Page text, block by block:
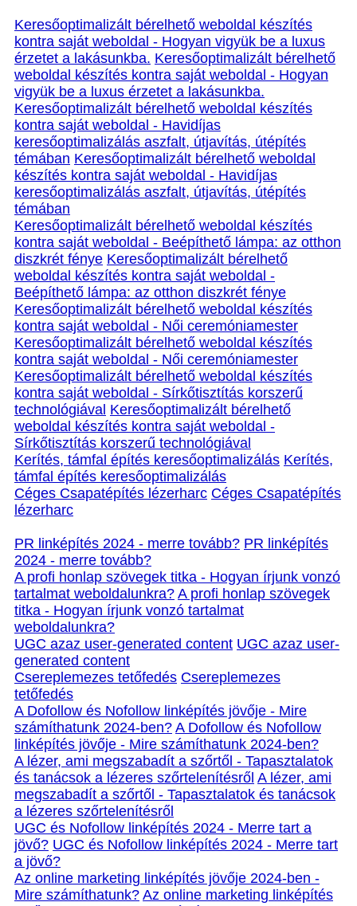
Keresőoptimalizált bérelhető weboldal készítés
kontra saját weboldal - Hogyan vigyük be a luxus
érzetet a lakásunkba. Keresőoptimalizált bérelhető
weboldal készítés kontra saját weboldal - Hogyan
vigyük be a luxus érzetet a lakásunkba.
Keresőoptimalizált bérelhető weboldal készítés
kontra saját weboldal - Havidíjas
keresőoptimalizálás aszfalt, útjavítás, útépítés
témában Keresőoptimalizált bérelhető weboldal
készítés kontra saját weboldal - Havidíjas
keresőoptimalizálás aszfalt, útjavítás, útépítés
témában
Keresőoptimalizált bérelhető weboldal készítés
kontra saját weboldal - Beépíthető lámpa: az otthon
diszkrét fénye Keresőoptimalizált bérelhető
weboldal készítés kontra saját weboldal -
Beépíthető lámpa: az otthon diszkrét fénye
Keresőoptimalizált bérelhető weboldal készítés
kontra saját weboldal - Női ceremóniamester
Keresőoptimalizált bérelhető weboldal készítés
kontra saját weboldal - Női ceremóniamester
Keresőoptimalizált bérelhető weboldal készítés
kontra saját weboldal - Sírkőtisztítás korszerű
technológiával Keresőoptimalizált bérelhető
weboldal készítés kontra saját weboldal -
Sírkőtisztítás korszerű technológiával
Kerítés, támfal építés keresőoptimalizálás Kerítés,
támfal építés keresőoptimalizálás
Céges Csapatépítés lézerharc Céges Csapatépítés
lézerharc
PR linképítés 2024 - merre tovább? PR linképítés
2024 - merre tovább?
A profi honlap szövegek titka - Hogyan írjunk vonzó
tartalmat weboldalunkra? A profi honlap szövegek
titka - Hogyan írjunk vonzó tartalmat
weboldalunkra?
UGC azaz user-generated content UGC azaz user-
generated content
Csereplemezes tetőfedés Csereplemezes
tetőfedés
A Dofollow és Nofollow linképítés jövője - Mire
számíthatunk 2024-ben? A Dofollow és Nofollow
linképítés jövője - Mire számíthatunk 2024-ben?
A lézer, ami megszabadít a szőrtől - Tapasztalatok
és tanácsok a lézeres szőrtelenítésről A lézer, ami
megszabadít a szőrtől - Tapasztalatok és tanácsok
a lézeres szőrtelenítésről
UGC és Nofollow linképítés 2024 - Merre tart a
jövő? UGC és Nofollow linképítés 2024 - Merre tart
a jövő?
Az online marketing linképítés jövője 2024-ben -
Mire számíthatunk? Az online marketing linképítés